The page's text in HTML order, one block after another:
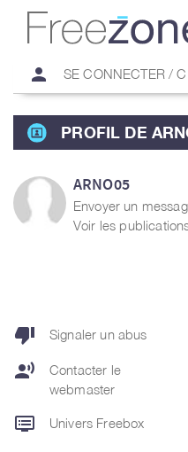
person SE CONNECTER /
PROFIL DE
ARNO05
Envoyer un
Voir les
thumb_down Signaler un abus
record_voice_over
Contacter le
webmaster
dvr Univers Freebox